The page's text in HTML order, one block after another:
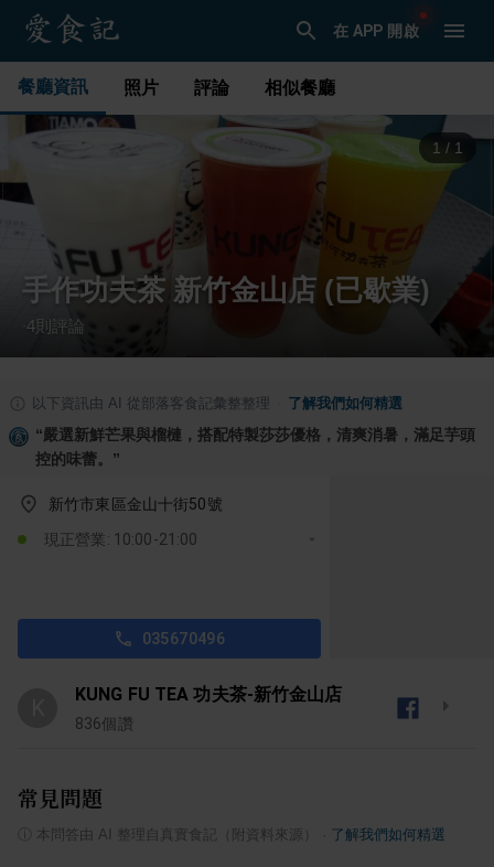
在 APP 開啟
餐廳資訊 照片 評論 相似餐廳
1 / 1
手作功夫茶 新竹金山店 (已歇業)
4則評論
以下資訊由 AI 從部落客食記彙整整理 了解我們如何精選
“嚴選新鮮芒果與榴槤，搭配特製莎莎優格，清爽消暑，滿足芋頭
控的味蕾。 ”
新竹市東區金山十街50號
現正營業: 10:00-21:00
035670496
KUNG FU TEA 功夫茶-新竹金山店
836個讚
常見問題
本問答由 AI 整理自真實食記（附資料來源） 了解我們如何精選